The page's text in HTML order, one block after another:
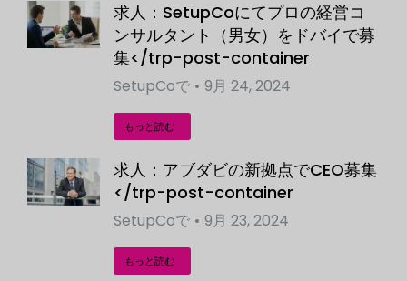
求人：SetupCoにてプロの経営コ
ンサルタント（男女）をドバイで募
集</trp-post-container
SetupCoで 9月 24, 2024
もっと読む
求人：アブダビの新拠点でCEO募集
</trp-post-container
SetupCoで 9月 23, 2024
もっと読む